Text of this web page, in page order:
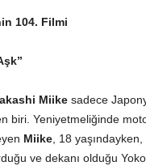
104. Filmi
Miikesadece
biri. Yeniyetmeliğinde
Miike, 18 yaşındayken,
ve dekanı olduğu